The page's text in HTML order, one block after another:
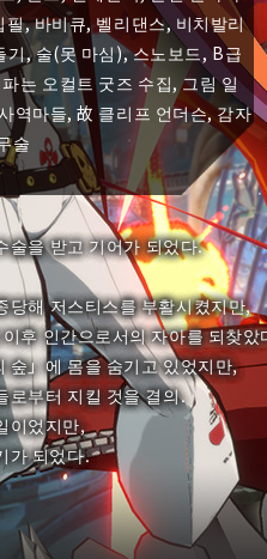
필, 바비큐, 벨리댄스, 비치발리
기, 술(못 마심), 스노보드, B급
는 오컬트 굿즈 수집, 그림 일
역마들, 故 클리프 언더슨, 감자
술
술을 받고 기어가 되었다.
당해 저스티스를 부활시켰지만,
후 인간으로서의 자아를 되찾았
숲」에 몸을 숨기고 있었지만,
로부터 지킬 것을 결의.
이었지만,
가 되었다.
노부부와 함께 생활하고 있다.